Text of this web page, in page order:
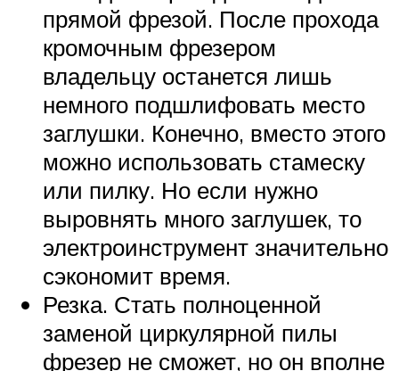
прямой фрезой. После прохода
кромочным фрезером
владельцу останется лишь
немного подшлифовать место
заглушки. Конечно, вместо этого
можно использовать стамеску
или пилку. Но если нужно
выровнять много заглушек, то
электроинструмент значительно
сэкономит время.
Резка. Стать полноценной
заменой циркулярной пилы
фрезер не сможет, но он вполне